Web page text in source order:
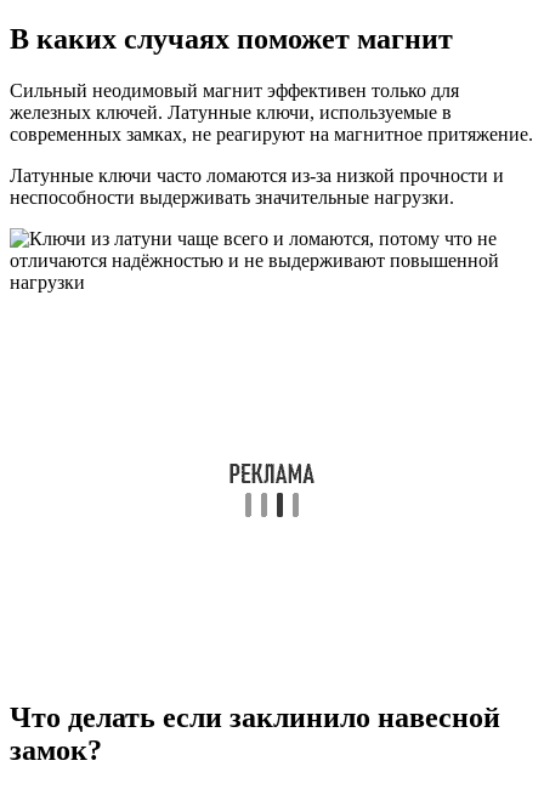
В каких случаях поможет магнит
Сильный неодимовый магнит эффективен только для
железных ключей. Латунные ключи, используемые в
современных замках, не реагируют на магнитное притяжение.
Латунные ключи часто ломаются из-за низкой прочности и
неспособности выдерживать значительные нагрузки.
Что делать если заклинило навесной
замок?